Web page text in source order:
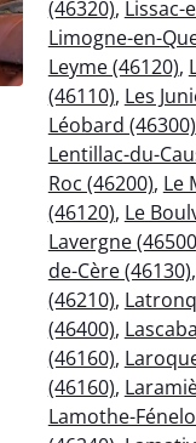
(46320), Lissac-
Limogne-en-
Leyme (46120),
(46110), Les
Léobard (46300)
Lentillac-du-
Roc (46200), Le
(46120), Le
Lavergne
de-Cère (46130),
(46210),
(46400),
(46160),
(46160),
Lamothe-